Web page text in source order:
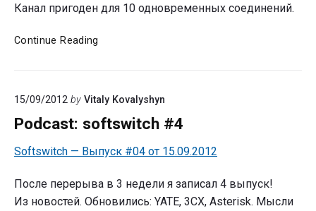
Канал пригоден для 10 одновременных соединений.
Continue Reading
15/09/2012 by Vitaly Kovalyshyn
Podcast: softswitch #4
Softswitch — Выпуск #04 от 15.09.2012
После перерыва в 3 недели я записал 4 выпуск!
Из новостей. Обновились: YATE, 3CX, Asterisk. Мысли